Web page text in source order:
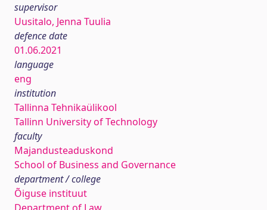
supervisor
Uusitalo, Jenna Tuulia
defence date
01.06.2021
language
eng
institution
Tallinna Tehnikaülikool
Tallinn University of Technology
faculty
Majandusteaduskond
School of Business and Governance
department / college
Õiguse instituut